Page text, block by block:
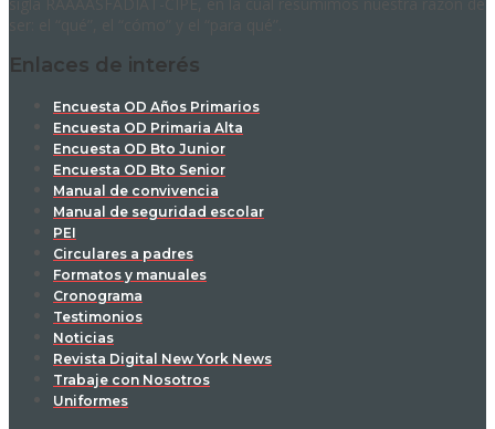
Enlaces de interés
Encuesta OD Años Primarios
Encuesta OD Primaria Alta
Encuesta OD Bto Junior
Encuesta OD Bto Senior
Manual de convivencia
Manual de seguridad escolar
PEI
Circulares a padres
Formatos y manuales
Cronograma
Testimonios
Noticias
Revista Digital New York News
Trabaje con Nosotros
Uniformes